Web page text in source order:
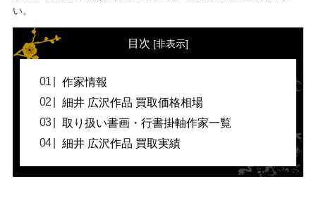
い。
目次 [非表示]
作家情報
細井 広沢作品 買取価格相場
取り扱い書画・行書掛軸作家一覧
細井 広沢作品 買取実績